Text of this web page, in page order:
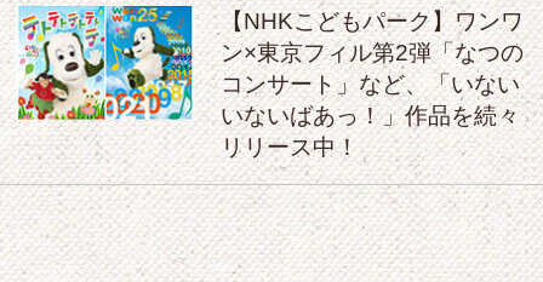
【NHKこどもパーク】ワンワ
ン×東京フィル第2弾「なつの
コンサート」など、「いない
いないばあっ！」作品を続々
リリース中！